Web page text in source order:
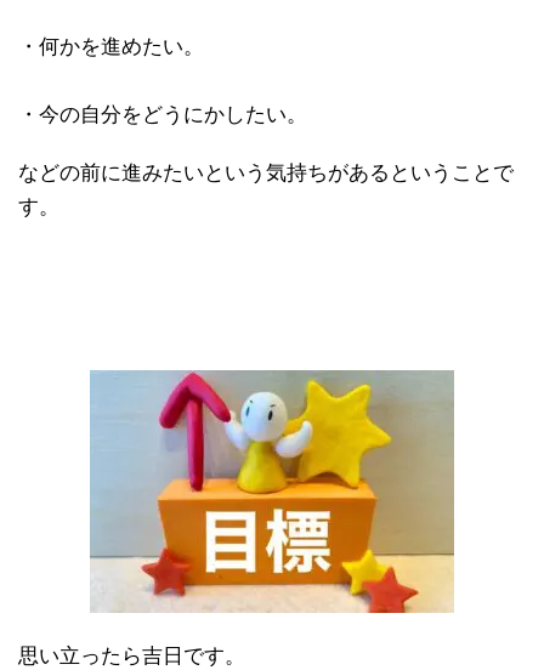
・何かを進めたい。
・今の自分をどうにかしたい。
などの前に進みたいという気持ちがあるということで
す。
思い立ったら吉日です。